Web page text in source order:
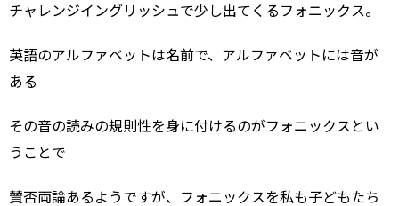
チャレンジイングリッシュで少し出てくるフォニックス。
英語のアルファベットは名前で、アルファベットには音が
ある
その音の読みの規則性を身に付けるのがフォニックスとい
うことで
賛否両論あるようですが、フォニックスを私も子どもたち